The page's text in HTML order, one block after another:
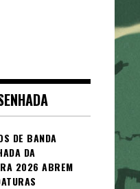
DE BANDA
DA
2026 ABREM